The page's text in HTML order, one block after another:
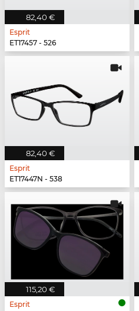
82,40 €
Esprit
ET17457 - 526
82,40 €
Esprit
ET17447N - 538
115,20 €
Esprit